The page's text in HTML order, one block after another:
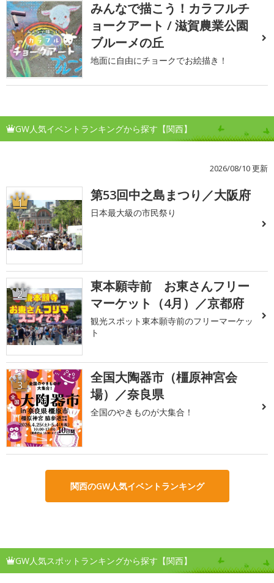
みんなで描こう！カラフルチ
ョークアート / 滋賀農業公園
ブルーメの丘
地面に自由にチョークでお絵描き！
GW人気イベントランキングから探す【関西】
2026/08/10 更新
1 第53回中之島まつり／大阪府
日本最大級の市民祭り
2
東本願寺前 お東さんフリー
マーケット（4月）／京都府
観光スポット東本願寺前のフリーマーケッ
ト
3
全国大陶器市（橿原神宮会
場）／奈良県
全国のやきものが大集合！
関西のGW人気イベントランキング
GW人気スポットランキングから探す【関西】